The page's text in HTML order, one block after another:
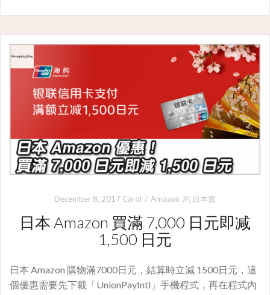
December 8, 2017 Carol Amazon JP, 日本貨
日本 Amazon 買滿 7,000 日元即减
1,500 日元
日本 Amazon 購物滿7000日元，結算時立減 1500日元，這
個優惠需要先下載「UnionPayIntl」手機程式，再在程式內